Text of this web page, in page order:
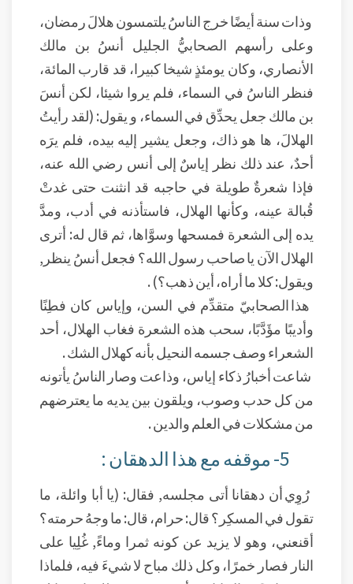
وذات سنة أيضًا خرج الناسُ يلتمسون هلالَ رمضان،
وعلى رأسهم الصحابيُّ الجليل أنسُ بن مالك
الأنصاري، وكان يومئذٍ شيخا كبيرا، قد قارب المائة،
فنظر الناسُ في السماء، فلم يروا شيئا، لكن أنسَ
بن مالك جعل يحدِّق في السماء، و يقول: (لقد رأيتُ
الهلالَ، ها هو ذاك، وجعل يشير إليه بيده، فلم يرَه
أحدٌ، عند ذلك نظر إياسٌ إلى أنس رضي الله عنه،
فإذا شعرةٌ طويلة في حاجبه قد انثنت حتى غدتْ
قُبالة عينه، وكأنها الهلال، فاستأذنه في أدب، ومدَّ
يده إلى الشعرة فمسحها وسوَّاها، ثم قال له: أترى
الهلال الآن يا صاحب رسول الله؟ فجعل أنسُ ينظر,
ويقول: كلا ما أراه، أين ذهب؟) .
هذا الصحابيّ متقدِّم في السن، وإياس كان فطِنًا
وأديبًا مؤَدَّبًا، سحب هذه الشعرة فغاب الهلال، أحد
الشعراء وصف جسمه النحيل بأنه كهلال الشك .
شاعت أخبارُ ذكاء إياس، وذاعت وصار الناسُ يأتونه
من كل حدب وصوب، ويلقون بين يديه ما يعترضهم
من مشكلات في العلم والدين .
5- موقفه مع هذا الدهقان :
رُوِي أن دهقانا أتى مجلسه, فقال: (يا أبا وائلة، ما
تقول في المسكِر؟ قال: حرام، قال: ما وجهُ حرمته؟
أقنعني، وهو لا يزيد عن كونه ثمرا وماءً, غُلِيا على
النار فصار خمرًا، وكل ذلك مباح لا شيءَ فيه، فلماذا